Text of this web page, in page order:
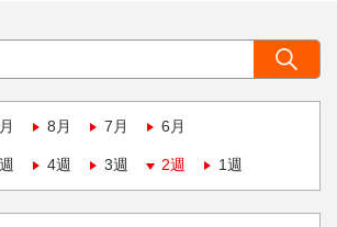
8月 7月 6月
4週 3週 2週 1週